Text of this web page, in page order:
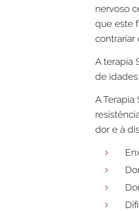
nervoso
que este
contrariar
A terapia
de
A
dor e à